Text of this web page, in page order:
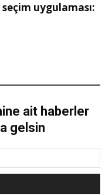
uygulaması:
ait haberler
gelsin